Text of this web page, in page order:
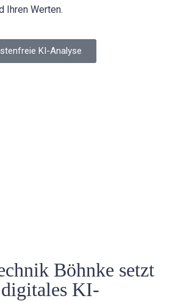
Ihren Werten.
KI-Analyse
Böhnke setzt
KI-